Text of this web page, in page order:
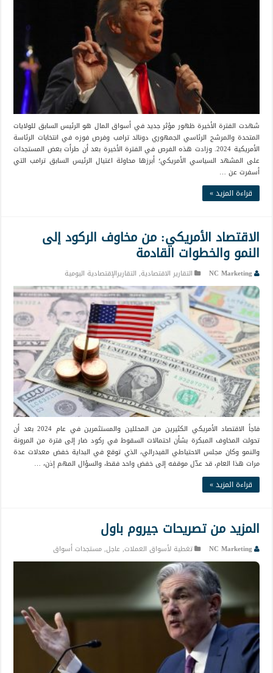
شهدت الفترة الأخيرة ظهور مؤثر جديد في أسواق المال هو الرئيس السابق للولايات
المتحدة والمرشح الرئاسي الجمهوري دونالد ترامب وفرص فوزه في انتخابات الرئاسة
الأمريكية 2024. وزادت هذه الفرص في الفترة الأخيرة بعد أن طرأت بعض المستجدات
على المشهد السياسي الأمريكي؛ أبرزها محاولة اغتيال الرئيس السابق ترامب التي
أسفرت عن …
قراءة المزيد »
الاقتصاد الأمريكي: من مخاوف الركود إلى
النمو والخطوات القادمة
NC Marketing التقارير الاقتصادية, التقاريرالإقتصادية اليومية
فاجأ الاقتصاد الأمريكي الكثيرين من المحللين والمستثمرين في عام 2024 بعد أن
تحولت المخاوف المبكرة بشأن احتمالات السقوط في ركود ضار إلى فترة من المرونة
والنمو وكان مجلس الاحتياطي الفيدرالي، الذي توقع في البداية خفض معدلات عدة
مرات هذا العام، قد عدّل موقفه إلى خفض واحد فقط، والسؤال المهم إذن، …
قراءة المزيد »
المزيد من تصريحات جيروم باول
NC Marketing تغطية لأسواق العملات, عاجل,مستجدات أسواق